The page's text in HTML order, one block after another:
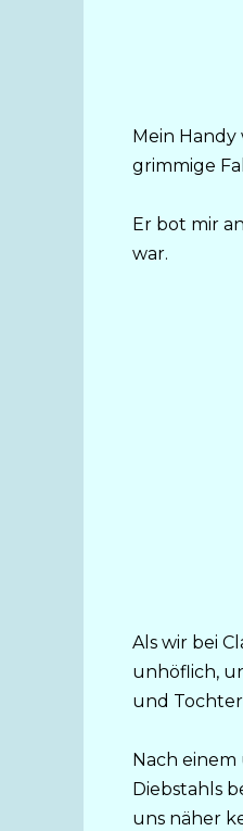
Mein
grimmige
Er bot mir
war.
Als wir bei
unhöflich,
und
Nach
Diebstahls
uns näher